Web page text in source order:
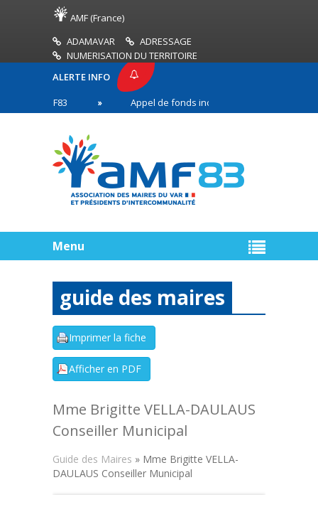
AMF (France)
ADAMAVAR
ADRESSAGE
NUMERISATION DU TERRITOIRE
ALERTE INFO
Appel de fonds incendies de forêt
première ligne
Menu
guide des maires
Mme Brigitte VELLA-DAULAUS
Conseiller Municipal
Guide des Maires » Mme Brigitte VELLA-
DAULAUS Conseiller Municipal